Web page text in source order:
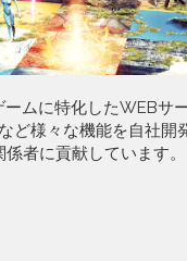
ムに特化したWEBサ
ど様々な機能を自社開
者に貢献しています。